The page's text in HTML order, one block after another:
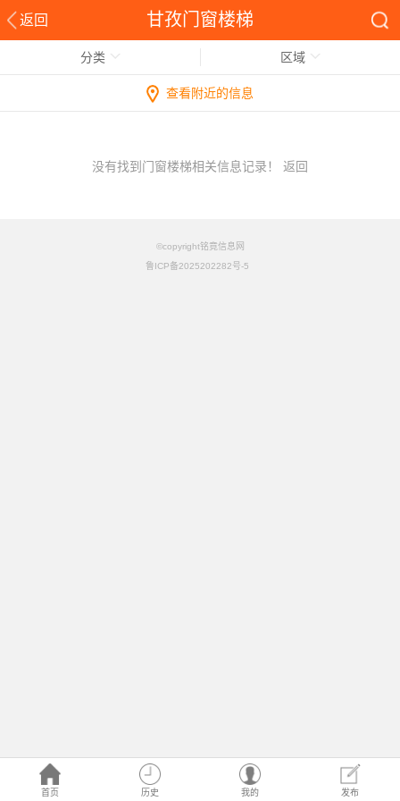
返回 甘孜门窗楼梯
首页 历史 我的 发布
分类 区域
查看附近的信息
没有找到门窗楼梯相关信息记录！ 返回
©copyright铭竟信息网
鲁ICP备2025202282号-5